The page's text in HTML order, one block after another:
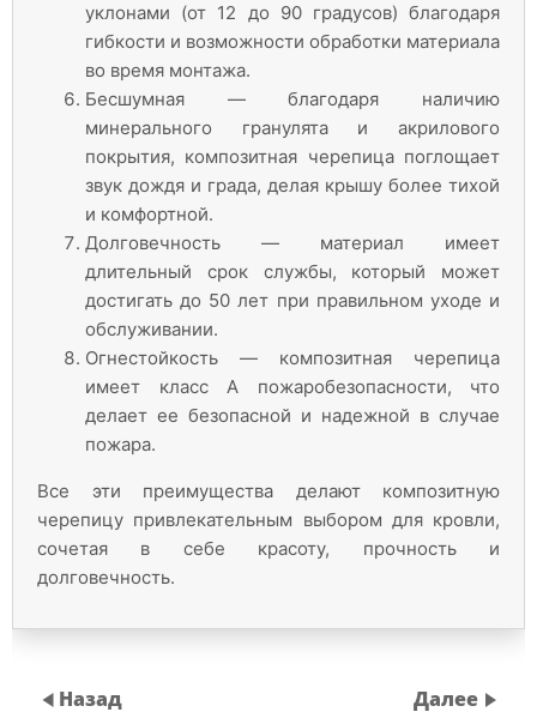
уклонами (от 12 до 90 градусов) благодаря
гибкости и возможности обработки материала
во время монтажа.
Бесшумная — благодаря наличию
минерального гранулята и акрилового
покрытия, композитная черепица поглощает
звук дождя и града, делая крышу более тихой
и комфортной.
Долговечность — материал имеет
длительный срок службы, который может
достигать до 50 лет при правильном уходе и
обслуживании.
Огнестойкость — композитная черепица
имеет класс А пожаробезопасности, что
делает ее безопасной и надежной в случае
пожара.
Все эти преимущества делают композитную
черепицу привлекательным выбором для кровли,
сочетая в себе красоту, прочность и
долговечность.
Назад Далее